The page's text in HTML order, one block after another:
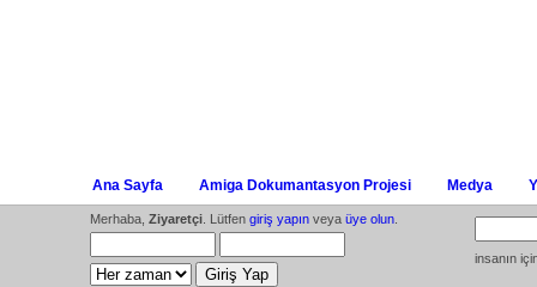
Ana Sayfa Amiga Dokumantasyon Projesi Medya
Merhaba, Ziyaretçi . Lütfen giriş yapın veya üye olun
insanın